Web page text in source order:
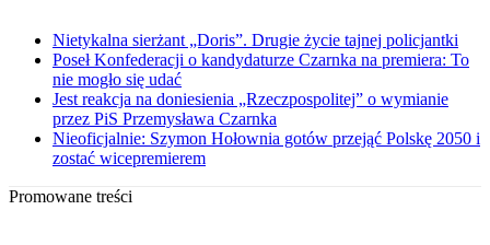
Nietykalna sierżant „Doris”. Drugie życie tajnej policjantki
Poseł Konfederacji o kandydaturze Czarnka na premiera: To
nie mogło się udać
Jest reakcja na doniesienia „Rzeczpospolitej” o wymianie
przez PiS Przemysława Czarnka
Nieoficjalnie: Szymon Hołownia gotów przejąć Polskę 2050 i
zostać wicepremierem
Promowane treści